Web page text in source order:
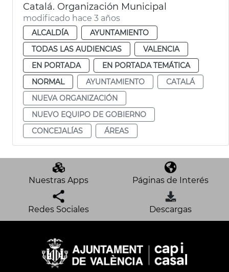
Catalá. Organización Municipal
modificado hace 3 años
ALCALDÍA
AYUNTAMIENTO
TODAS LAS AUDIENCIAS
VALENCIA
EN PORTADA
EN PORTADA TEMÁTICA
NORMAL
AYUNTAMIENTO
CATALÁ
NUEVA ORGANIZACIÓN
NUEVO EQUIPO DE GOBIERNO
CONCEJALÍAS
ÁREAS
Nuestras Apps Páginas de Interés
Redes Sociales Descargas